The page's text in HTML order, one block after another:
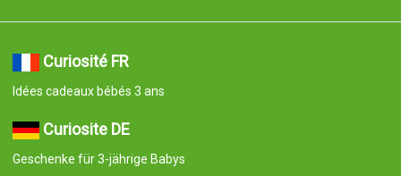
Curiosité FR
Idées cadeaux bébés 3 ans
Curiosite DE
Geschenke für 3-jährige Babys